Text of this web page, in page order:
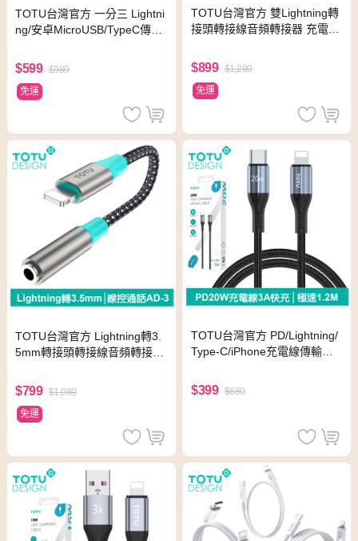
TOTU台灣官方 一分三 Lightni
ng/安卓MicroUSB/TypeC傳輸
拓途
$599 $980
免運
TOTU台灣官方 雙Lightning轉
接頭轉接線音頻轉接器 充電聽
$899 $1,280
免運
TOTU台灣官方 Lightning轉3.
5mm轉接頭轉接線音頻轉接器
$799 $1,080
免運
TOTU台灣官方 PD/Lightning/
Type-C/iPhone充電線傳輸線
途
$399 $680